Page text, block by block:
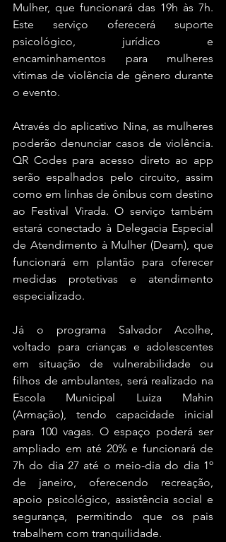
Mulher, que funcionará das 19h às 7h.
Este serviço oferecerá suporte
psicológico, jurídico e
encaminhamentos para mulheres
vítimas de violência de gênero durante
o evento.
Através do aplicativo Nina, as mulheres
poderão denunciar casos de violência.
QR Codes para acesso direto ao app
serão espalhados pelo circuito, assim
como em linhas de ônibus com destino
ao Festival Virada. O serviço também
estará conectado à Delegacia Especial
de Atendimento à Mulher (Deam), que
funcionará em plantão para oferecer
medidas protetivas e atendimento
especializado.
Já o programa Salvador Acolhe,
voltado para crianças e adolescentes
em situação de vulnerabilidade ou
filhos de ambulantes, será realizado na
Escola Municipal Luiza Mahin
(Armação), tendo capacidade inicial
para 100 vagas. O espaço poderá ser
ampliado em até 20% e funcionará de
7h do dia 27 até o meio-dia do dia 1º
de janeiro, oferecendo recreação,
apoio psicológico, assistência social e
segurança, permitindo que os pais
trabalhem com tranquilidade.